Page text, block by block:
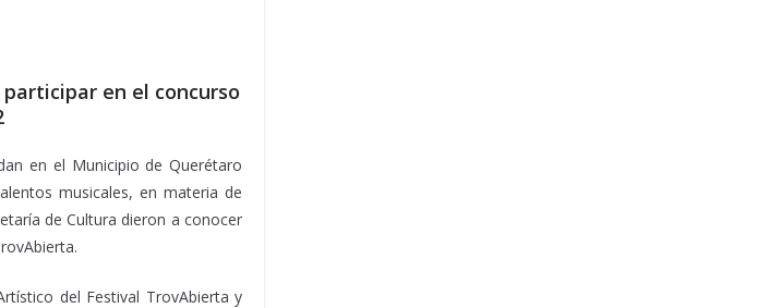
en el concurso
en el Municipio de Querétaro
musicales, en materia de
de Cultura dieron a conocer
del Festival TrovAbierta y